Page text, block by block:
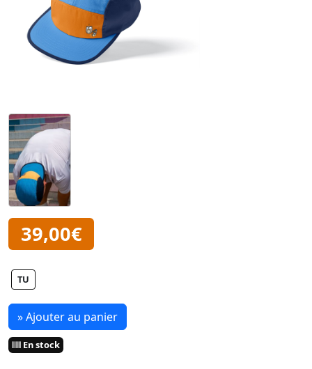
39,00€
TU
» Ajouter au panier
En stock